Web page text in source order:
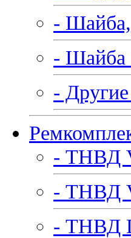
-
- Шайба
-
- ТНВД
- ТНВД
- ТНВД